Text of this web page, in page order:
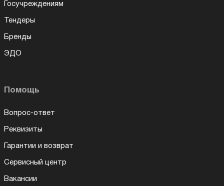
Госучреждениям
Тендеры
Бренды
ЭДО
Помощь
Вопрос-ответ
Реквизиты
Гарантии и возврат
Сервисный центр
Вакансии